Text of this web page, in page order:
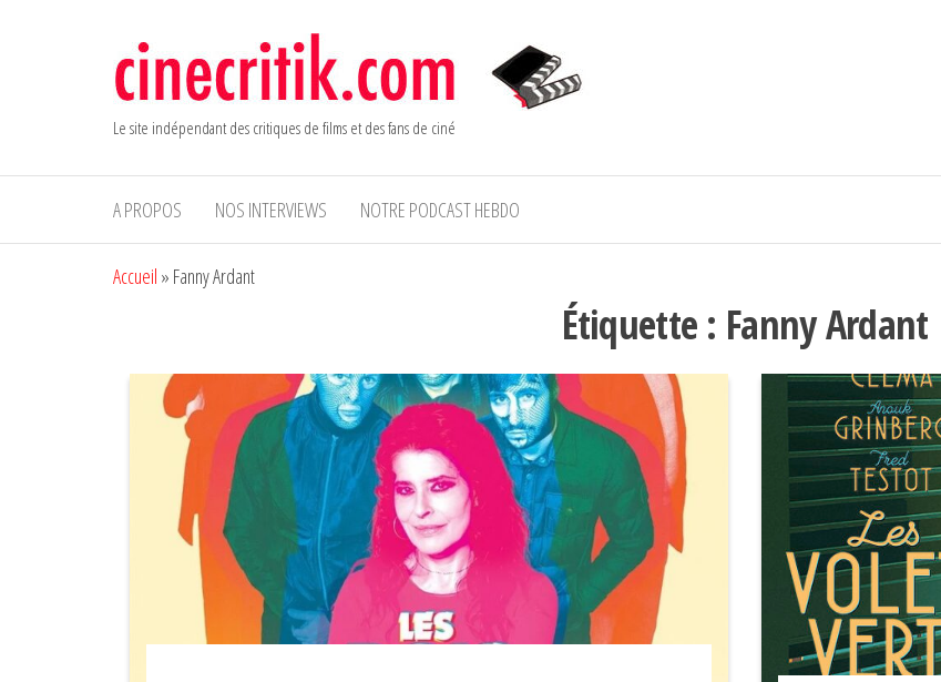
Le site indépendant des critiques de films et des fans de ciné
A PROPOS NOS INTERVIEWS NOTRE PODCAST HEBDO
Accueil » Fanny Ardant
Étiquette : Fanny Ardant